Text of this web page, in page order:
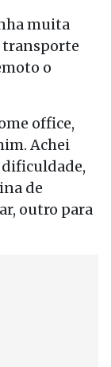
muita
transporte
o
office,
Achei
de
outro para